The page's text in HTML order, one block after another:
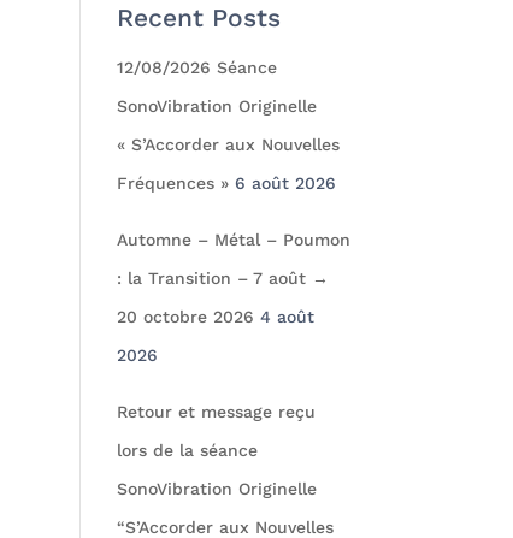
Recent Posts
12/08/2026 Séance
SonoVibration Originelle
« S’Accorder aux Nouvelles
Fréquences » 6 août 2026
Automne – Métal – Poumon
: la Transition – 7 août →
20 octobre 2026 4 août
2026
Retour et message reçu
lors de la séance
SonoVibration Originelle
“S’Accorder aux Nouvelles